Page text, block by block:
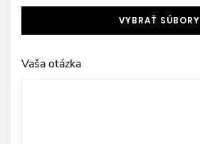
VYBRAŤ SÚBORY
Vaša otázka